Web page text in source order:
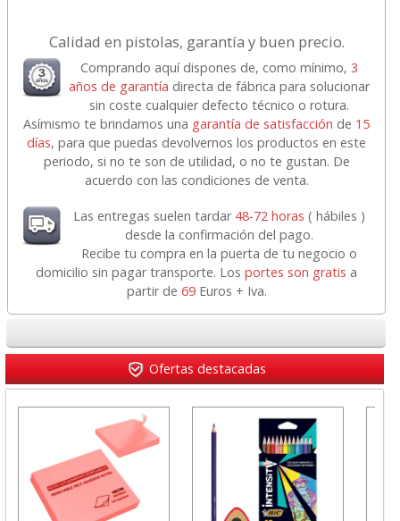
Calidad en pistolas, garantía y buen precio.
Comprando aquí dispones de, como mínimo, 3
años de garantía directa de fábrica para solucionar
sin coste cualquier defecto técnico o rotura.
Asímismo te brindamos una garantía de satisfacción de 15
días, para que puedas devolvernos los productos en este
periodo, si no te son de utilidad, o no te gustan. De
acuerdo con las condiciones de venta.
Las entregas suelen tardar 48-72 horas ( hábiles )
desde la confirmación del pago.
Recibe tu compra en la puerta de tu negocio o
domicilio sin pagar transporte. Losportes son gratis a
partir de 69Euros + Iva.
Ofertas destacadas